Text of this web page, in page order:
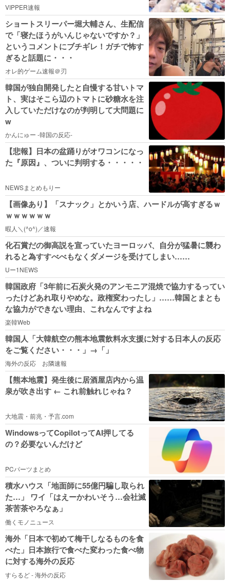
VIPPER速報
ショートスリーパー堀大輔さん、生配信
で「寝たほうがいんじゃないですか？」
というコメントにブチギレ！ガチで怖す
ぎると話題に・・・
オレ的ゲーム速報＠刃
韓国が独自開発したと自慢する甘いトマ
ト、実はそこら辺のトマトに砂糖水を注
入していただけなのが判明して大問題に
w
かんにゅー -韓国の反応-
【悲報】日本の盆踊りがオワコンになっ
た『原因』、ついに判明する・・・・・
NEWSまとめもりー
【画像あり】「スナック」とかいう店、ハードルが高すぎるｗ
ｗｗｗｗｗｗ
暇人＼(^o^)／速報
化石賞だの御高説を宣っていたヨーロッパ、自分が猛暑に襲わ
れると為すすべべもなくダメージを受けてしまい……
Uー1NEWS
韓国政府「3年前に石炭火発のアンモニア混焼で協力するってい
ったけどあれ取りやめな。政権変わったし」……韓国とまとも
な協力ができない理由、これなんですよね
楽韓Web
韓国人「大韓航空の熊本地震飲料水支援に対する日本人の反応
をご覧ください・・・」→「」
海外の反応 お隣速報
【熊本地震】発生後に居酒屋店内から温
泉が吹き出す ← これ前触れじゃね？
大地震・前兆・予言.com
WindowsってCopilotってAI押してる
の？必要ないんだけど
PCパーツまとめ
積水ハウス「地面師に55億円騙し取られ
た…」 ワイ「はえーかわいそう…会社滅
茶苦茶やろなぁ」
働くモノニュース
海外「日本で初めて梅干しなるものを食
べた」日本旅行で食べた変わった食べ物
に対する海外の反応
すらるど - 海外の反応